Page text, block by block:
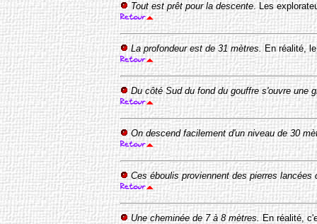
Tout est prêt pour la descente. Les
La profondeur est de 31 mètres. En réalité,
Du côté Sud du fond du gouffre s'ouvre une
On descend facilement d'un niveau de 30
Ces éboulis proviennent des pierres
Une cheminée de 7 à 8 mètres. En réalité,